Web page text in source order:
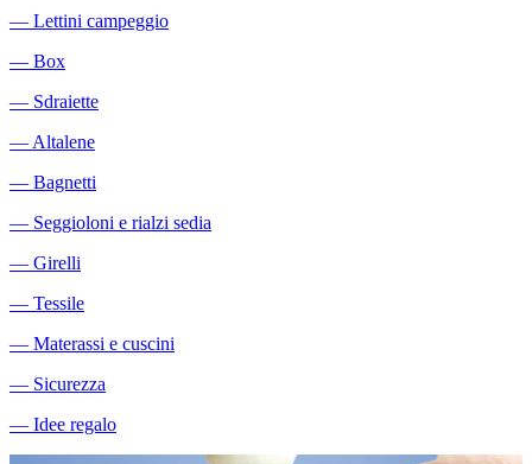
― Lettini campeggio
― Box
― Sdraiette
―Altalene
― Bagnetti
― Seggioloni e rialzi sedia
― Girelli
― Tessile
― Materassi e cuscini
― Sicurezza
― Idee regalo